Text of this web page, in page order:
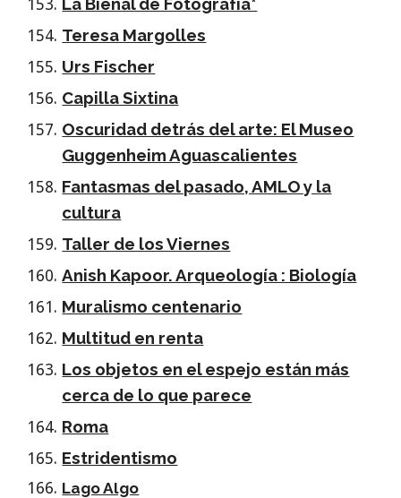
Teresa Margolles
Urs Fischer
Capilla Sixtina
Oscuridad detrás del arte: El Museo
Guggenheim Aguascalientes
Fantasmas del pasado, AMLO y la
cultura
Taller de los Viernes
Anish Kapoor. Arqueología : Biología
Muralismo centenario
Multitud en renta
Los objetos en el espejo están más
cerca de lo que parece
Roma
Estridentismo
Lago Algo